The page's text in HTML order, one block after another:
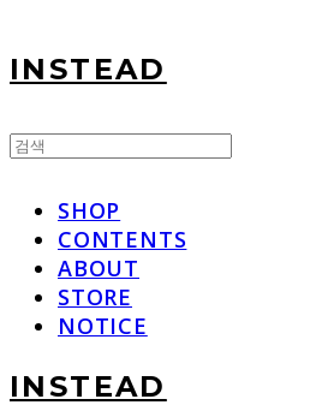
INSTEAD
SHOP
CONTENTS
ABOUT
STORE
NOTICE
INSTEAD